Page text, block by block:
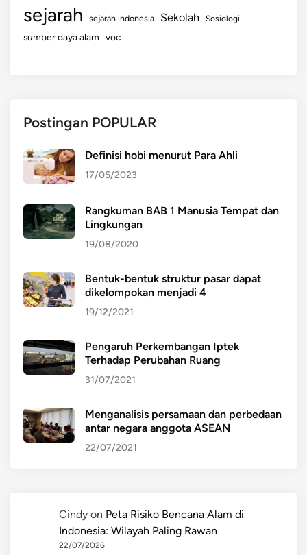
sejarah sejarah indonesia Sekolah Sosiologi
sumber daya alam voc
Postingan POPULAR
Definisi hobi menurut Para Ahli
17/05/2023
Rangkuman BAB 1 Manusia Tempat dan
Lingkungan
19/08/2020
Bentuk-bentuk struktur pasar dapat
dikelompokan menjadi 4
19/12/2021
Pengaruh Perkembangan Iptek
Terhadap Perubahan Ruang
31/07/2021
Menganalisis persamaan dan perbedaan
antar negara anggota ASEAN
22/07/2021
Cindy on Peta Risiko Bencana Alam di
Indonesia: Wilayah Paling Rawan
22/07/2026